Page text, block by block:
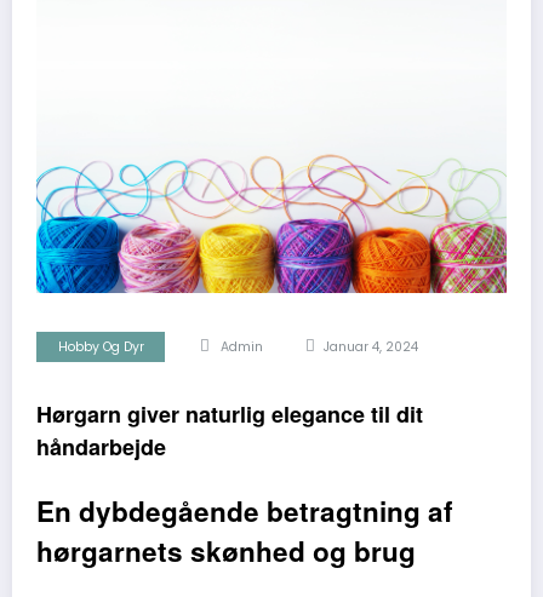
Hobby Og Dyr Admin Januar 4, 2024
Hørgarn giver naturlig elegance til dit
håndarbejde
En dybdegående betragtning af
hørgarnets skønhed og brug